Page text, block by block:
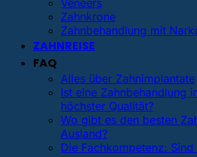
Veneers
Zahnkrone
Zahnbehandlung mit
ZAHNREISE
FAQ
Alles über Zahnimplantate
Ist eine Zahnbehandlung
höchster Qualität?
Wo gibt es den besten
Ausland?
Die Fachkompetenz: